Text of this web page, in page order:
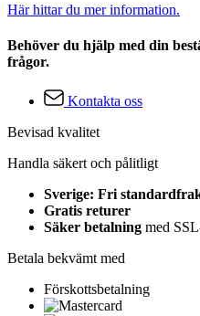
Här hittar du mer information.
Behöver du hjälp med din
frågor.
Kontakta oss
Bevisad kvalitet
Handla säkert och pålitligt
Sverige: Fri
Gratis returer
Säker betalning med
Betala bekvämt med
Förskottsbetalning